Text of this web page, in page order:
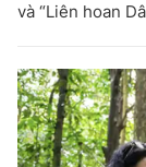
và “Liên hoan